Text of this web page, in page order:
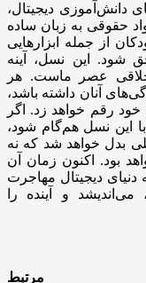
دانش‌آموزی دیجیتال،
حقوقی به زبان ساده
از جمله ابزارهایی
شود. این نسل، آینه‌
عصر ماست. هر
آنان داشته باشد،
خود رقم خواهد زد. اگر
این نسل هم‌گام شود،
بدل خواهد شد که نه
بود. اکنون زمان آن
دیجیتال مهاجرت
و آینده را
مرتبط